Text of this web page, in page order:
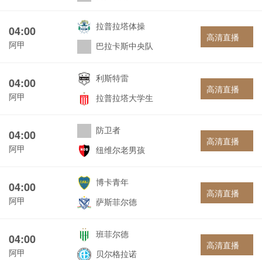
04:00
阿甲
拉普拉塔体操
巴拉卡斯中央队
高清直播
04:00
阿甲
利斯特雷
拉普拉塔大学生
高清直播
04:00
阿甲
防卫者
纽维尔老男孩
高清直播
04:00
阿甲
博卡青年
萨斯菲尔德
高清直播
04:00
阿甲
班菲尔德
贝尔格拉诺
高清直播